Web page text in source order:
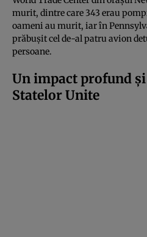
murit, dintre care 343 erau
oameni au murit, iar în
prăbușit cel de-al patru avion
persoane.
Un impact profund
Statelor Unite